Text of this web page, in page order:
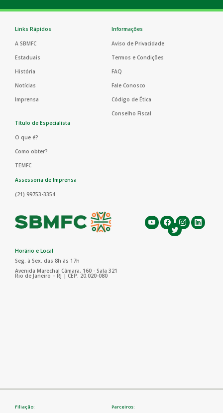
Links Rápidos
A SBMFC
Estaduais
História
Notícias
Imprensa
Informações
Aviso de Privacidade
Termos e Condições
FAQ
Fale Conosco
Código de Ética
Conselho Fiscal
Título de Especialista
O que é?
Como obter?
TEMFC
Assessoria de Imprensa
(21) 99753-3354
Horário e Local
Seg. à Sex. das 8h às 17h
Avenida Marechal Câmara, 160 - Sala 321
Rio de Janeiro – RJ | CEP: 20.020-080
Filiação: Parceiros: